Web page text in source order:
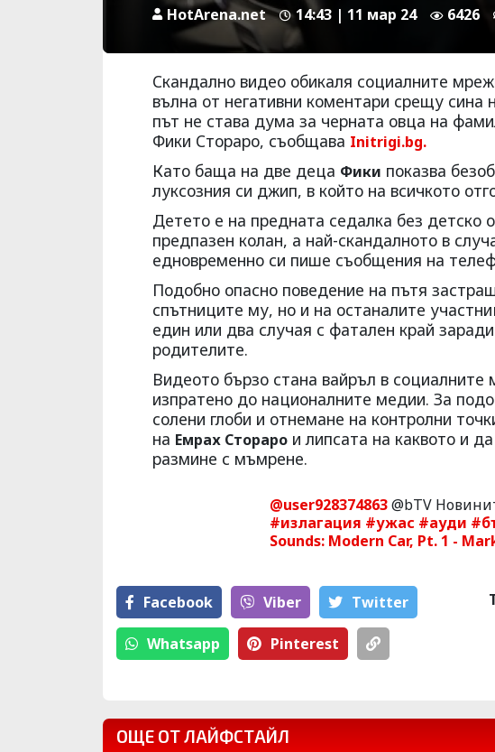
HotArena.net 14:43 | 11 мар 24 6426
Скандално видео обикаля социалните
вълна от негативни коментари срещу сина
път не става дума за черната овца на
Фики Стораро, съобщава Initrigi.bg.
Като баща на две деца Фики показва
луксозния си джип, в който на всичкото
Детето е на предната седалка без детско
предпазен колан, а най-скандалното в
едновременно си пише съобщения на
Подобно опасно поведение на пътя
спътниците му, но и на останалите
един или два случая с фатален край
родителите.
Видеото бързо стана вайръл в
изпратено до националните медии. За
солени глоби и отнемане на контролни
на Емрах Стораро и липсата на каквото и
размине с мъмрене.
@user928374863@bTV
#излагация #ужас #ауди
Sounds: Modern Car, Pt. 1 -
Facebook Viber Тwitter
Whatsapp Pinterest
ОЩЕ ОТ ЛАЙФСТАЙЛ